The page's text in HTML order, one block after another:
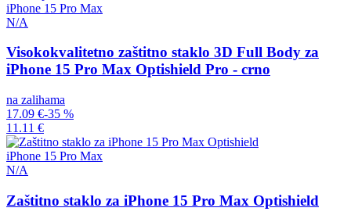
iPhone 15 Pro Max
N/A
Visokokvalitetno zaštitno staklo 3D Full Body za
iPhone 15 Pro Max Optishield Pro - crno
na zalihama
17.09 €-35 %
11.11 €
iPhone 15 Pro Max
N/A
Zaštitno staklo za iPhone 15 Pro Max Optishield